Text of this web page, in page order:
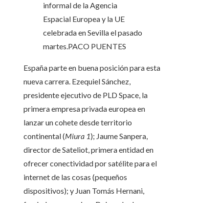
informal de la Agencia
Espacial Europea y la UE
celebrada en Sevilla el pasado
martes.PACO PUENTES
España parte en buena posición para esta
nueva carrera. Ezequiel Sánchez,
presidente ejecutivo de PLD Space, la
primera empresa privada europea en
lanzar un cohete desde territorio
continental (Miura 1); Jaume Sanpera,
director de Sateliot, primera entidad en
ofrecer conectividad por satélite para el
internet de las cosas (pequeños
dispositivos); y Juan Tomás Hernani,